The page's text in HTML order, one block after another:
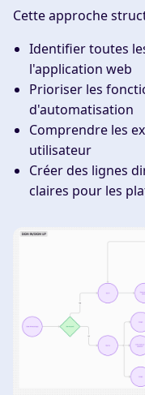
Cette approche
Identifier toutes
l'application web
Prioriser les
d'automatisation
Comprendre les
utilisateur
Créer des lignes
claires pour les